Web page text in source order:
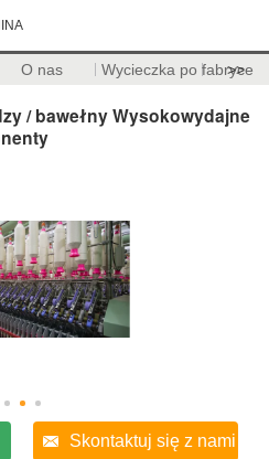
O nas Wycieczka po fabryce
>>
/ bawełny Wysokowydajne
Skontaktuj się z nami